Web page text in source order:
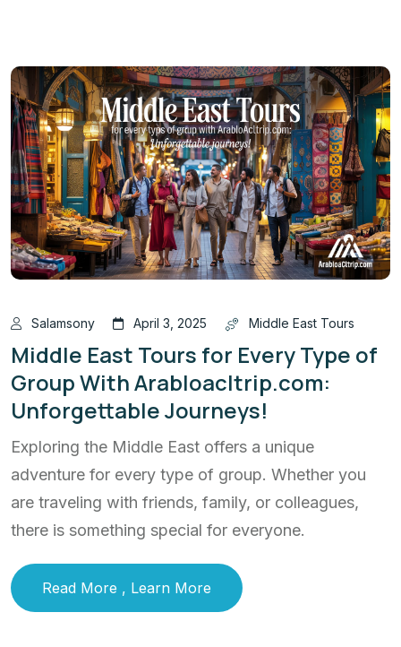
Salamsony April 3, 2025 Middle East Tours
Middle East Tours for Every Type of
Group With Arabloacltrip.com:
Unforgettable Journeys!
Exploring the Middle East offers a unique
adventure for every type of group. Whether you
are traveling with friends, family, or colleagues,
there is something special for everyone.
Read More , Learn More